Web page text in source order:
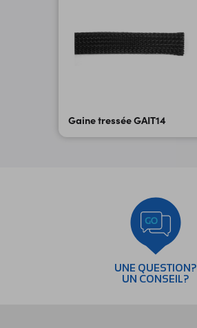
Gaine tressée GAIT14
UNE QUESTION?
UN CONSEIL?